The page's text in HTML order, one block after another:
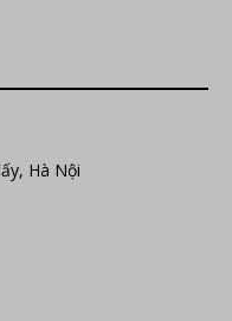
Hà Nội